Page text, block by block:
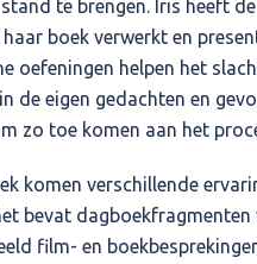
te brengen. Iris heeft
haar boek verwerkt en
oefeningen helpen het
de eigen gedachten en
zo toe komen aan het
komen verschillende
bevat dagboekfragmenten
film- en